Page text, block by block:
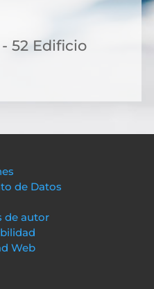
- 52 Edificio
de Datos
de autor
Web